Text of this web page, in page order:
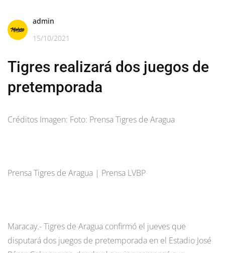
admin
15/10/2021
Tigres realizará dos juegos de
pretemporada
Créditos Imagen: Foto: Prensa Tigres de Aragua
Prensa Tigres de Aragua | Prensa LVBP
Maracay.- Tigres de Aragua confirmó el jueves que
disputará dos juegos de pretemporada en el Estadio José